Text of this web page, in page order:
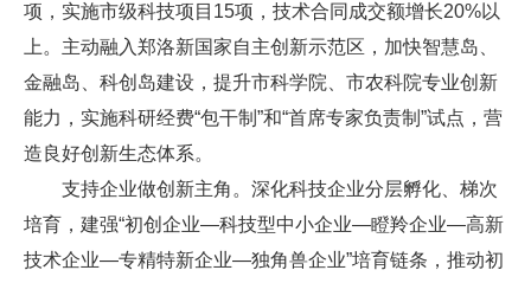
项，实施市级科技项目15项，技术合同成交额增长20%以
上。主动融入郑洛新国家自主创新示范区，加快智慧岛、
金融岛、科创岛建设，提升市科学院、市农科院专业创新
能力，实施科研经费“包干制”和“首席专家负责制”试点，营
造良好创新生态体系。
支持企业做创新主角。深化科技企业分层孵化、梯次
培育，建强“初创企业—科技型中小企业—瞪羚企业—高新
技术企业—专精特新企业—独角兽企业”培育链条，推动初